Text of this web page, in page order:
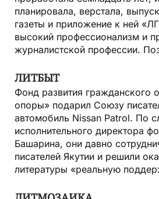
планировала, верстала,
газеты и приложение к ней
высокий профессионализм и
журналистской профессии.
ЛИТБЫТ
Фонд развития гражданского
опоры» подарил Союзу
автомобиль Nissan Patrol. По
исполнительного директора
Башарина, они давно
писателей Якутии и решили
литературы «реальную